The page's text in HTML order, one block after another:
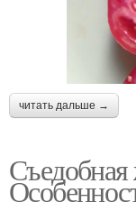
читать дальше →